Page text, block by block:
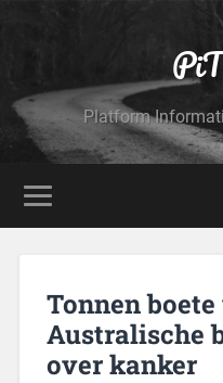
Platform
Tonnen
Australische
over kanker